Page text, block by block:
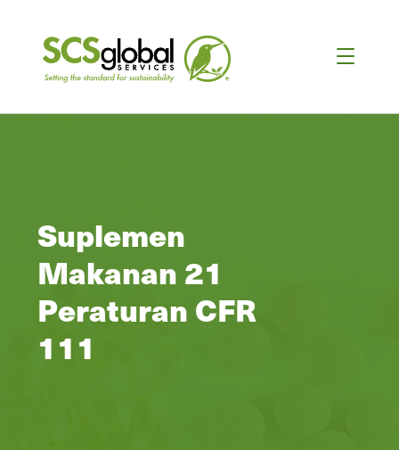
Suplemen
Makanan 21
Peraturan CFR
111